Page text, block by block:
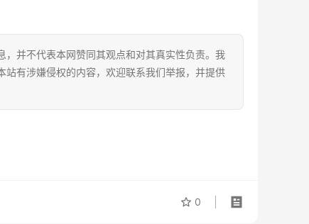
并不代表本网赞同其观点和对其真实性负责。我
有涉嫌侵权的内容，欢迎联系我们举报，并提供
0